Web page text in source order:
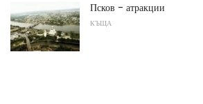
Псков - атракции
КЪЩА